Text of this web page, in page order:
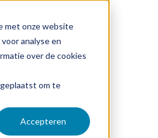
met onze website
analyse en
over de cookies
om te
Accepteren